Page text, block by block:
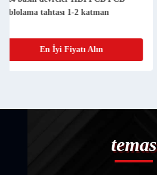
FR-4 FR4 TG170 Alüminyum
En İyi Fiyatı Alın
temas